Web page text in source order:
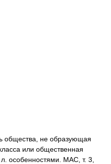
не образующая
или общественная
особенностями. МАС, т. 3,